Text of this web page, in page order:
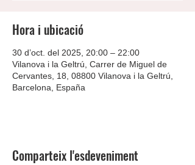
Hora i ubicació
30 d’oct. del 2025, 20:00 – 22:00
Vilanova i la Geltrú, Carrer de Miguel de
Cervantes, 18, 08800 Vilanova i la Geltrú,
Barcelona, España
Comparteix l'esdeveniment